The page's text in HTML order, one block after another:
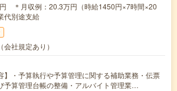
＊月収例：20.3万円（時給1450円×7時間×20
代別途支給
会社規定あり）
】・予算執行や予算管理に関する補助業務・伝票
予算管理台帳の整備・アルバイト管理業…